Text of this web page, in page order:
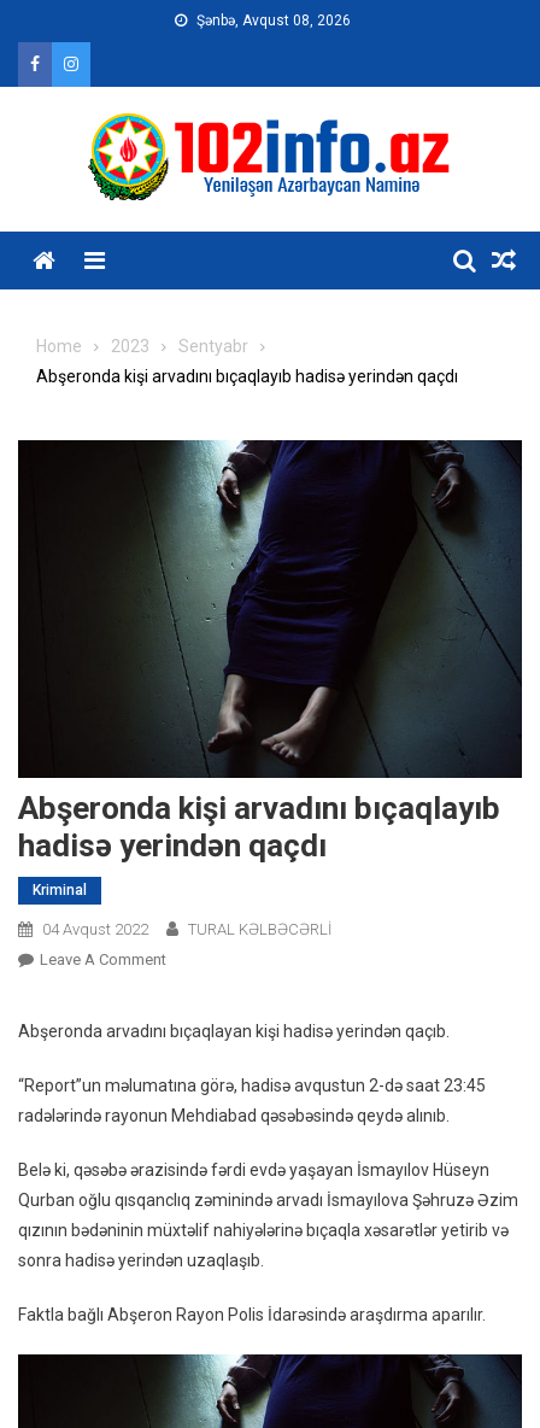
content
Şənbə, Avqust 08, 2026
Home 2023
Sentyabr
Abşeronda kişi arvadını bıçaqlayıb hadisə yerindən qaçdı
Abşeronda kişi arvadını bıçaqlayıb
hadisə yerindən qaçdı
Kriminal
04 Avqust 2022
TURAL KƏLBƏCƏRLİ
Leave A CommentOn
Arvadını
Hadisə
Yerindən
Abşeronda arvadını bıçaqlayan kişi hadisə yerindən qaçıb.
“Report”un məlumatına görə, hadisə avqustun 2-də saat 23:45
radələrində rayonun Mehdiabad qəsəbəsində qeydə alınıb.
Belə ki, qəsəbə ərazisində fərdi evdə yaşayan İsmayılov Hüseyn
Qurban oğlu qısqanclıq zəminində arvadı İsmayılova Şəhruzə Əzim
qızının bədəninin müxtəlif nahiyələrinə bıçaqla xəsarətlər yetirib və
sonra hadisə yerindən uzaqlaşıb.
Faktla bağlı Abşeron Rayon Polis İdarəsində araşdırma aparılır.